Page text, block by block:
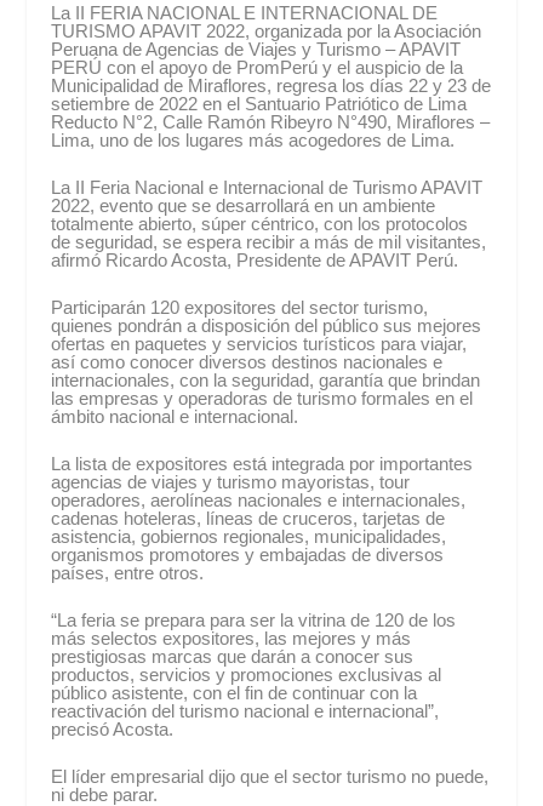
La II FERIA NACIONAL E INTERNACIONAL DE
TURISMO APAVIT 2022, organizada por la Asociación
Peruana de Agencias de Viajes y Turismo – APAVIT
PERÚ con el apoyo de PromPerú y el auspicio de la
Municipalidad de Miraflores, regresa los días 22 y 23 de
setiembre de 2022 en el Santuario Patriótico de Lima
Reducto N°2, Calle Ramón Ribeyro N°490, Miraflores –
Lima, uno de los lugares más acogedores de Lima.
La II Feria Nacional e Internacional de Turismo APAVIT
2022, evento que se desarrollará en un ambiente
totalmente abierto, súper céntrico, con los protocolos
de seguridad, se espera recibir a más de mil visitantes,
afirmó Ricardo Acosta, Presidente de APAVIT Perú.
Participarán 120 expositores del sector turismo,
quienes pondrán a disposición del público sus mejores
ofertas en paquetes y servicios turísticos para viajar,
así como conocer diversos destinos nacionales e
internacionales, con la seguridad, garantía que brindan
las empresas y operadoras de turismo formales en el
ámbito nacional e internacional.
La lista de expositores está integrada por importantes
agencias de viajes y turismo mayoristas, tour
operadores, aerolíneas nacionales e internacionales,
cadenas hoteleras, líneas de cruceros, tarjetas de
asistencia, gobiernos regionales, municipalidades,
organismos promotores y embajadas de diversos
países, entre otros.
“La feria se prepara para ser la vitrina de 120 de los
más selectos expositores, las mejores y más
prestigiosas marcas que darán a conocer sus
productos, servicios y promociones exclusivas al
público asistente, con el fin de continuar con la
reactivación del turismo nacional e internacional”,
precisó Acosta.
El líder empresarial dijo que el sector turismo no puede,
ni debe parar.